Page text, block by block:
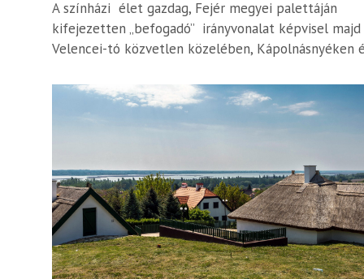
A színházi élet gazdag, Fejér megyei palettáján
kifejezetten „befogadó” irányvonalat képvisel majd
Velencei-tó közvetlen közelében, Kápolnásnyéken